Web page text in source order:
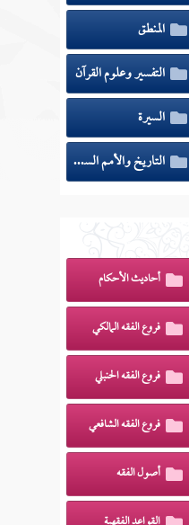
المنطق
التفسير وعلوم القرآن
السيرة
التاريخ والأمم السابقة
أحاديث الأحكام
فروع الفقه المالكي
فروع الفقه الحنبلي
فروع الفقه الشافعي
أصول الفقه